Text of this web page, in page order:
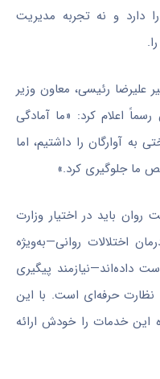
دارد و نه تجربه مدیریت
علیرضا رئیسی، معاون وزیر
اعلام کرد: «ما آمادگی
به آوارگان را داشتیم، اما
ما جلوگیری کرد.»
روان باید در اختیار وزارت
اختلالات روانی—به‌ویژه
داده‌اند—نیازمند پیگیری
نظارت حرفه‌ای است. با این
این خدمات را خودش ارائه